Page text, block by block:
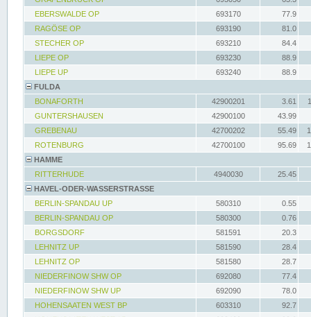
EBERSWALDE OP
693170
77.9
RAGÖSE OP
693190
81.0
STECHER OP
693210
84.4
LIEPE OP
693230
88.9
LIEPE UP
693240
88.9
FULDA
BONAFORTH
42900201 3.61
GUNTERSHAUSEN
42900100
43.99
GREBENAU
42700202 55.49
ROTENBURG
42700100 95.69
HAMME
RITTERHUDE
4940030
25.45
HAVEL-ODER-WASSERSTRASSE
BERLIN-SPANDAU UP
580310
0.55
BERLIN-SPANDAU OP
580300
0.76
BORGSDORF
581591
20.3
LEHNITZ UP
581590
28.4
LEHNITZ OP
581580
28.7
NIEDERFINOW SHW OP
692080
77.4
NIEDERFINOW SHW UP
692090
78.0
HOHENSAATEN WEST BP
603310
92.7